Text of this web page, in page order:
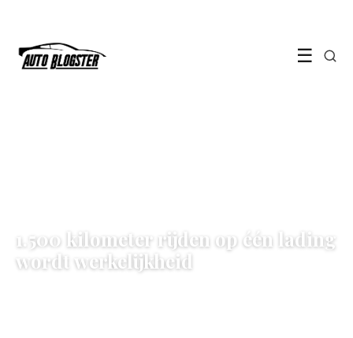
☰
1.500 kilometer rijden op één lading
wordt werkelijkheid